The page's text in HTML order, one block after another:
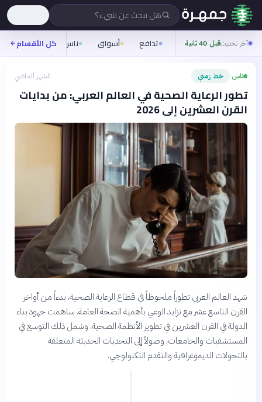
هل تبحث عن شيء؟
آخر تحديثقبل 40 ثانية تدافع أسواق ناس روح
كل الأقسام
ناس› خط زمني الشهر الماضي
تطور الرعاية الصحية في العالم العربي: من بدايات
القرن العشرين إلى 2026
شهد العالم العربي تطوراً ملحوظاً في قطاع الرعاية الصحية، بدءاً من أواخر
القرن التاسع عشر مع تزايد الوعي بأهمية الصحة العامة. ساهمت جهود بناء
الدولة في القرن العشرين في تطوير الأنظمة الصحية، وشمل ذلك التوسع في
المستشفيات والجامعات، وصولاً إلى التحديات الحديثة المتعلقة
بالتحولات الديموغرافية والتقدم التكنولوجي.